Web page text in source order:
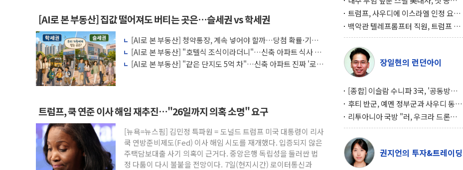
[AI로 본 부동산] 집값 떨어져도 버티는 곳은…슬세권 vs 학세권
[AI로 본 부동산] 청약통장, 계속 넣어야 할까…당첨 확률·기회
비용 따져보니
[AI로 본 부동산] "호텔식 조식이라더니"…신축 아파트 식사 서
비스의 속사정
[AI로 본 부동산] "같은 단지도 5억 차"…신축 아파트 진짜 '로얄
트럼프, 쿡 연준 이사 해임 재추진…"26일까지 의혹 소명" 요구
[뉴욕=뉴스핌] 김민정 특파원 = 도널드 트럼프 미국 대통령이 리사
쿡 연방준비제도(Fed) 이사 해임 시도를 재개했다. 입증되지 않은
주택담보대출 사기 의혹이 근거다. 중앙은행 독립성을 둘러싼 법
정 다툼이 다시 불붙을 전망이다. 7일(현지시간) 로이터통신과
행사서 "한미동맹 강화 최우선 과제"
트럼프, 사우디에 이스라엘 인정 요
구…원자력 협정 서명 하루 만에 좌초
위기
백악관 텔레프롬프터 직원, 트럼프 연
설 미리 보고 베팅 시장서 10만달러 챙
겨
장일현의 런던아이
[종합] 이슬람 수니파 3국, '공동방위
협정' 체결… 이스라엘·이란 위협에
맞설 자체 억지력 강화
후티 반군, 예멘 정부군과 사우디 동시
공격… 위기 고조되는 또 다른 중동 화
약고
리투아니아 국방 "러, 우크라 드론으
로 나토 회원국 공격 검토… 거짓 깃발
작전"
권지언의 투자&트레이딩